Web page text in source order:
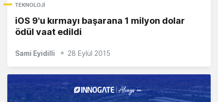
TEKNOLOJI
iOS 9'u kırmayı başarana 1 milyon dolar
ödül vaat edildi
Sami Eyidilli 28 Eylül 2015